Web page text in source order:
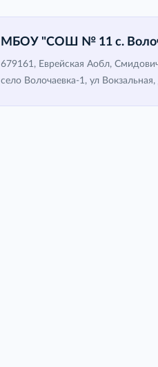
МБОУ "СОШ № 11 с.
679161, Еврейская Аобл,
село Волочаевка-1, ул